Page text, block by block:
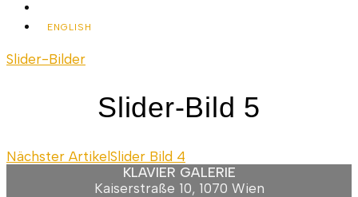
ENGLISH
Slider-Bilder
Slider-Bild 5
Beitragsnavigation
Nächster ArtikelSlider Bild 4
KLAVIER GALERIE
Kaiserstraße 10, 1070 Wien